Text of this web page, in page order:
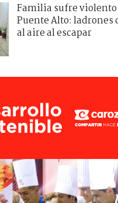
Familia sufre
Puente Alto: ladrones
al aire al escapar